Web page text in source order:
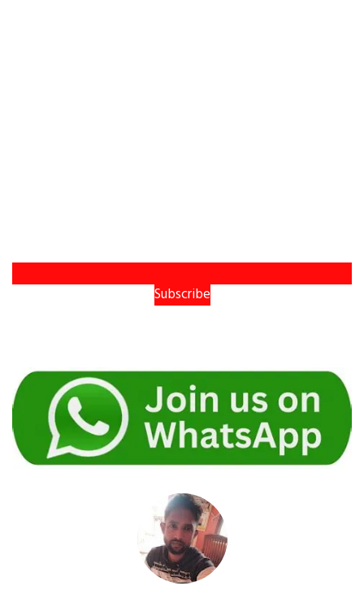
Subscribe